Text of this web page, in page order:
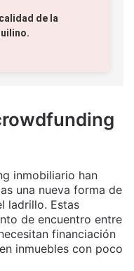
de la
inmobiliario han
una nueva forma de
ladrillo. Estas
de encuentro entre
financiación
inmuebles con poco